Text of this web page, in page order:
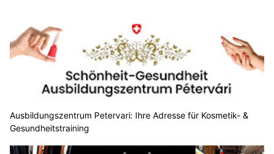
Ausbildungszentrum Petervari: Ihre Adresse für Kosmetik- &
Gesundheitstraining